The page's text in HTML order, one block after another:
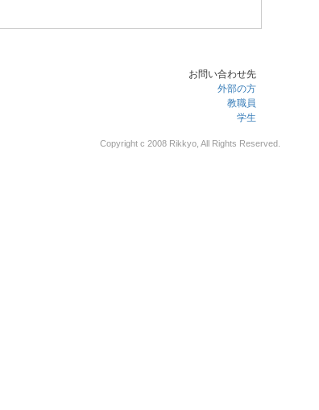
お問い合わせ先
外部の方
教職員
学生
Copyright c 2008 Rikkyo, All Rights Reserved.